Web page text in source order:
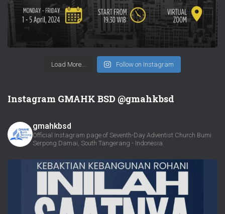
Load More... Follow on Instagram
Instagram GMAHK BSD @gmahkbsd
gmahkbsd
Official Instagram page of Seventh-Day Adventist Church Bumi
Serpong Damai, South Tangerang - Indonesia